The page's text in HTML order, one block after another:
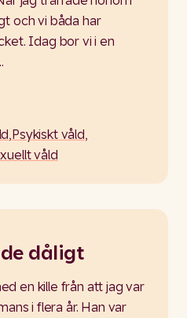
och vi båda har
Idag bor vi i en
,Psykiskt våld,
våld
dåligt
en kille från att jag var
i flera år. Han var